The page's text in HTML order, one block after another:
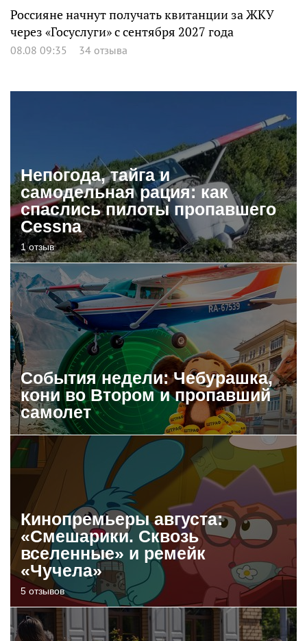
Россияне начнут получать квитанции за ЖКУ
через «Госуслуги» с сентября 2027 года
08.08 09:35 34 отзыва
Непогода, тайга и
самодельная рация: как
спаслись пилоты пропавшего
Cessna
1 отзыв
События недели: Чебурашка,
кони во Втором и пропавший
самолет
Кинопремьеры августа:
«Смешарики. Сквозь
вселенные» и ремейк
«Чучела»
5 отзывов